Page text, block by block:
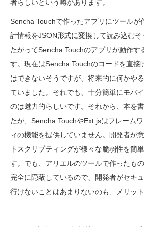
者らしいという噂があります。
Sencha Touchで作ったアプリにツールが
計情報をJSON形式に変換して読み込む
たがってSencha Touchのアプリが動作す
す。現在はSencha Touchのコードを直接
はできないそうですが、将来的に何かや
ていました。それでも、十分簡単にモバ
のは魅力的らしいです。それから、本を
たが、Sencha TouchやExt.jsはフレーム
ィの機能を提供していません。開発者が
トスクリプティングが様々な脆弱性を簡
す。でも、アリエルのツールで作ったも
完全に隠蔽しているので、開発者がセキ
行けないことはあまりないのも、メリット